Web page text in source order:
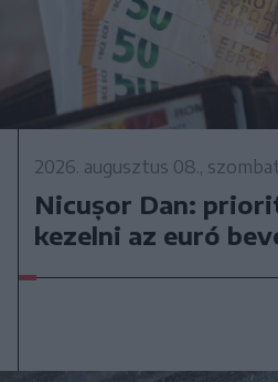
2026. augusztus 08.,
Nicușor Dan:
kezelni az euró